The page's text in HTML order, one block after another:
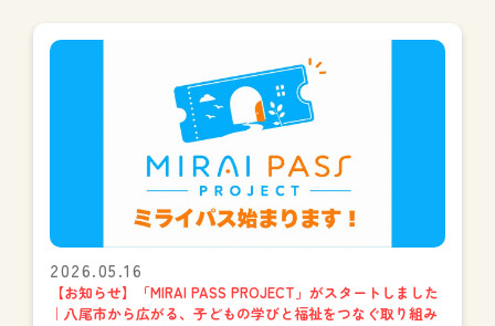
2026.05.16
【お知らせ】「MIRAI PASS PROJECT」がスタートしました
｜八尾市から広がる、子どもの学びと福祉をつなぐ取り組み